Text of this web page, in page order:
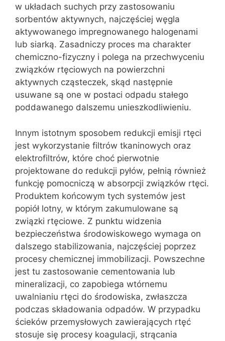
w układach suchych przy zastosowaniu
sorbentów aktywnych, najczęściej węgla
aktywowanego impregnowanego halogenami
lub siarką. Zasadniczy proces ma charakter
chemiczno-fizyczny i polega na przechwyceniu
związków rtęciowych na powierzchni
aktywnych cząsteczek, skąd następnie
usuwane są one w postaci odpadu stałego
poddawanego dalszemu unieszkodliwieniu.
Innym istotnym sposobem redukcji emisji rtęci
jest wykorzystanie filtrów tkaninowych oraz
elektrofiltrów, które choć pierwotnie
projektowane do redukcji pyłów, pełnią również
funkcję pomocniczą w absorpcji związków rtęci.
Produktem końcowym tych systemów jest
popiół lotny, w którym zakumulowane są
związki rtęciowe. Z punktu widzenia
bezpieczeństwa środowiskowego wymaga on
dalszego stabilizowania, najczęściej poprzez
procesy chemicznej immobilizacji. Powszechne
jest tu zastosowanie cementowania lub
mineralizacji, co zapobiega wtórnemu
uwalnianiu rtęci do środowiska, zwłaszcza
podczas składowania odpadów. W przypadku
ścieków przemysłowych zawierających rtęć
stosuje się procesy koagulacji, strącania